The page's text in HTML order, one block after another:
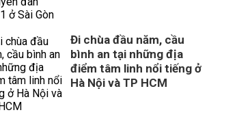
Đi chùa đầu năm, cầu
bình an tại những địa
điểm tâm linh nổi tiếng ở
Hà Nội và TP HCM